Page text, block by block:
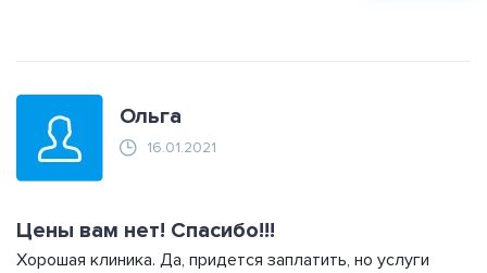
Ольга
16.01.2021
Цены вам нет! Спасибо!!!
Хорошая клиника. Да, придется заплатить, но услуги